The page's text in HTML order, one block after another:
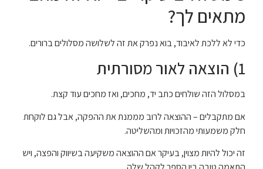
מתאים לך?
כדי לא ללכת לאיבוד, בוא נפרק את זה לשלושה מסלולים ברורים.
1) הוצאה לאור מסורתית
במסלול הזה שולחים כתב יד, מחכים, ואז מחכים עוד קצת.
אם מתקבלים – ההוצאה לרוב מממנת את ההפקה, אבל גם לוקחת
חלק משמעותי מהזכויות ומהשליטה.
זה יכול להיות מצוין, בעיקר אם ההוצאה משקיעה בשיווק והפצה, ויש